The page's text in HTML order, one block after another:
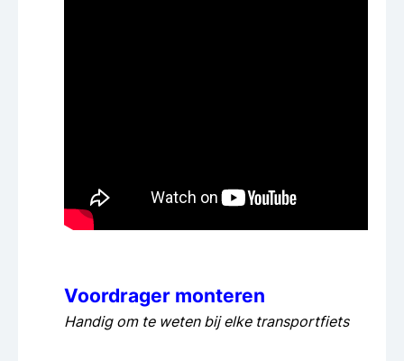
Voordrager monteren
Handig om te weten bij elke transportfiets